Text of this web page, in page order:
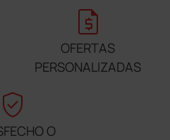
request_quote
OFERTAS
PERSONALIZADAS
verified_user
O